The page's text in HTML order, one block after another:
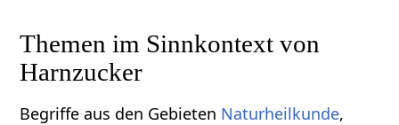
Themen im Sinnkontext von
Harnzucker
Begriffe aus den Gebieten Naturheilkunde,